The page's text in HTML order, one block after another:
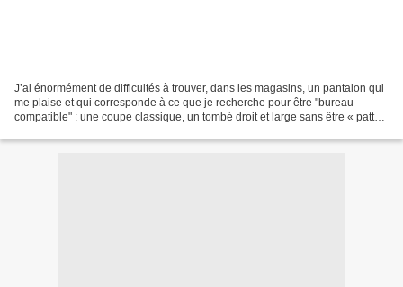
J’ai énormément de difficultés à trouver, dans les magasins, un pantalon qui
me plaise et qui corresponde à ce que je recherche pour être "bureau
compatible" : une coupe classique, un tombé droit et large sans être « pattes